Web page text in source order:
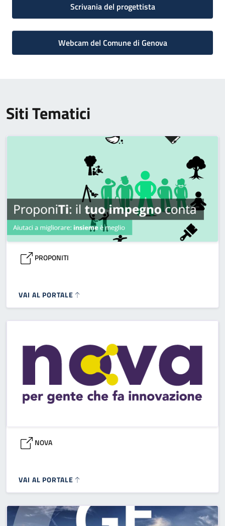
Scrivania del progettista
Webcam del Comune di Genova
Siti Tematici
PROPONITI
VAI AL PORTALE
NOVA
VAI AL PORTALE